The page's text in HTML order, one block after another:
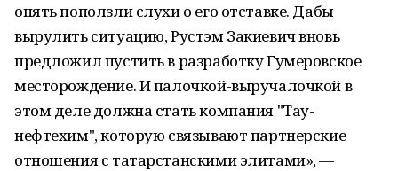
опять поползли слухи о его отставке. Дабы
вырулить ситуацию, Рустэм Закиевич вновь
предложил пустить в разработку Гумеровское
месторождение. И палочкой-выручалочкой в
этом деле должна стать компания "Тау-
нефтехим", которую связывают партнерские
отношения с татарстанскими элитами», —